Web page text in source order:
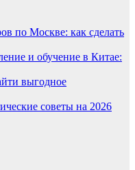
по Москве: как сделать
и обучение в Китае:
выгодное
советы на 2026